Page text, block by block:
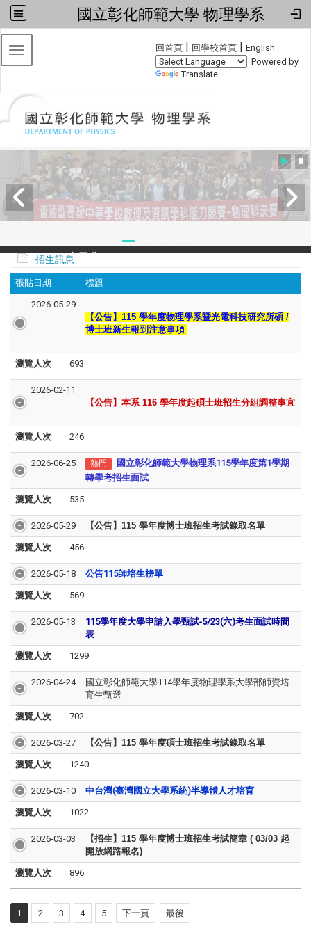
國立彰化師範大學 物理學系
回首頁 | 回學校首頁 | English
Powered by
Translate
Toggle navigation
2024全國物理學科能力競賽
招生訊息
張貼日期 標題
2026-05-29
【公告】115 學年度物理學系暨光電科技研究所碩 /
博士班新生報到注意事項
瀏覽人次 693
2026-02-11
【公告】本系116 學年度起碩士班招生分組調整事宜
瀏覽人次 246
2026-06-25 熱門
國立彰化師範大學物理系115學年度第1學期
轉學考招生面試
瀏覽人次 535
2026-05-29 【公告】115 學年度博士班招生考試錄取名單
瀏覽人次 456
2026-05-18 公告115師培生榜單
瀏覽人次 569
2026-05-13
115學年度大學申請入學甄試-5/23(六)考生面試時間
表
瀏覽人次 1299
2026-04-24
國立彰化師範大學114學年度物理學系大學部師資培
育生甄選
瀏覽人次 702
2026-03-27 【公告】115 學年度碩士班招生考試錄取名單
瀏覽人次 1240
2026-03-10 中台灣(臺灣國立大學系統)半導體人才培育
瀏覽人次 1022
2026-03-03
【招生】115 學年度博士班招生考試簡章 ( 03/03 起
開放網路報名)
瀏覽人次 896
1 2 3 4 5 下一頁 最後